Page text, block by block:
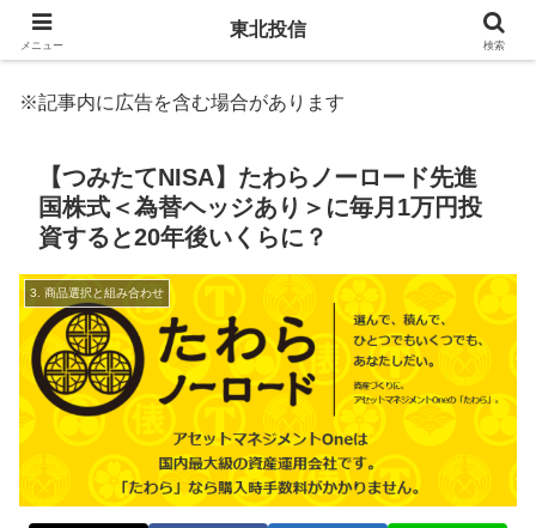
※記事内に広告を含む場合があります
【つみたてNISA】たわらノーロード先進
国株式＜為替ヘッジあり＞に毎月1万円投
資すると20年後いくらに？
3. 商品選択と組み合わせ
メニュー
東北投信
検索